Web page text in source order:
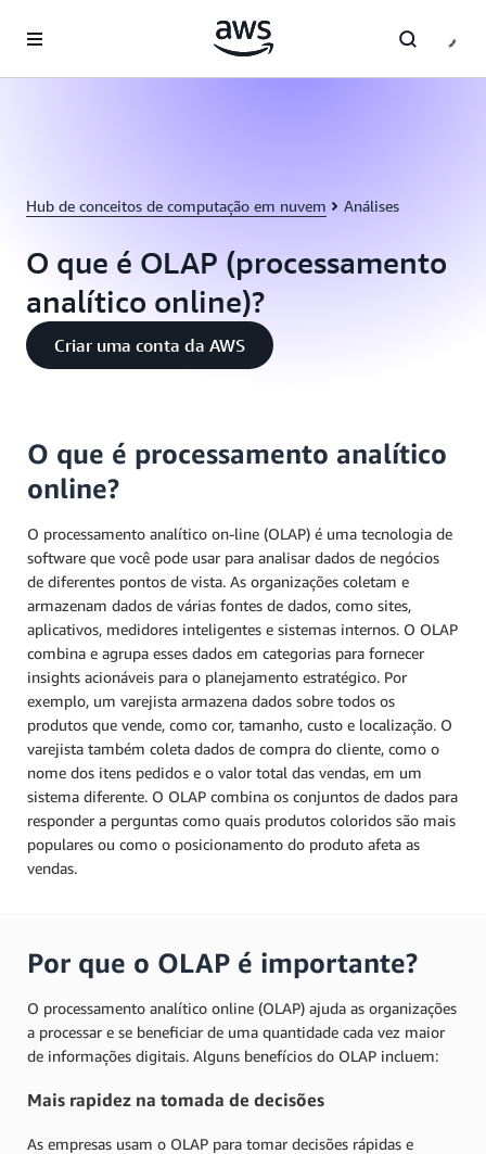
Pular para o conteúdo principal
Hub de conceitos de computação em nuvem Análises
O que é OLAP (processamento
analítico online)?
Criar uma conta da AWS
O que é processamento analítico
online?
O processamento analítico on-line (OLAP) é uma tecnologia de
software que você pode usar para analisar dados de negócios
de diferentes pontos de vista. As organizações coletam e
armazenam dados de várias fontes de dados, como sites,
aplicativos, medidores inteligentes e sistemas internos. O OLAP
combina e agrupa esses dados em categorias para fornecer
insights acionáveis para o planejamento estratégico. Por
exemplo, um varejista armazena dados sobre todos os
produtos que vende, como cor, tamanho, custo e localização. O
varejista também coleta dados de compra do cliente, como o
nome dos itens pedidos e o valor total das vendas, em um
sistema diferente. O OLAP combina os conjuntos de dados para
responder a perguntas como quais produtos coloridos são mais
populares ou como o posicionamento do produto afeta as
vendas.
Por que o OLAP é importante?
O processamento analítico online (OLAP) ajuda as organizações
a processar e se beneficiar de uma quantidade cada vez maior
de informações digitais. Alguns benefícios do OLAP incluem:
Mais rapidez na tomada de decisões
As empresas usam o OLAP para tomar decisões rápidas e